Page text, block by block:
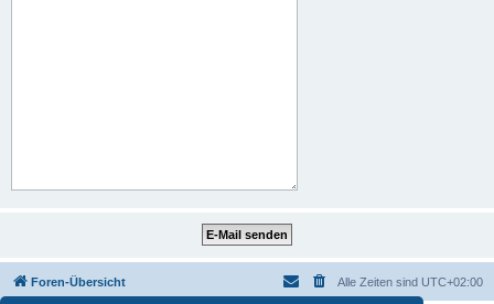
Foren-Übersicht Alle Zeiten sind UTC+02:00